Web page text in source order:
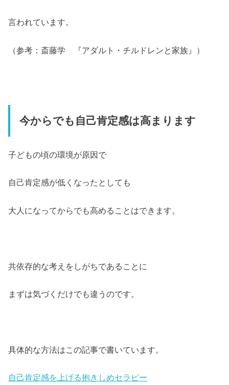
言われています。
（参考：斎藤学 『アダルト・チルドレンと家族』）
今からでも自己肯定感は高まります
子どもの頃の環境が原因で
自己肯定感が低くなったとしても
大人になってからでも高めることはできます。
共依存的な考えをしがちであることに
まずは気づくだけでも違うのです。
具体的な方法はこの記事で書いています。
自己肯定感を上げる抱きしめセラピー